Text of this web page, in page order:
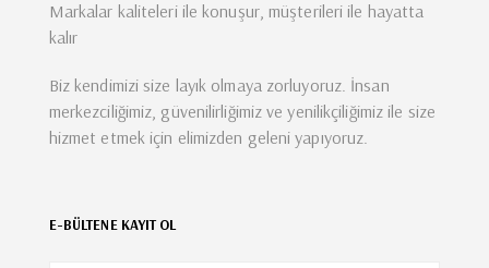
Markalar kaliteleri ile konuşur, müşterileri ile hayatta
kalır
Biz kendimizi size layık olmaya zorluyoruz. İnsan
merkezciliğimiz, güvenilirliğimiz ve yenilikçiliğimiz ile size
hizmet etmek için elimizden geleni yapıyoruz.
E-BÜLTENE KAYIT OL